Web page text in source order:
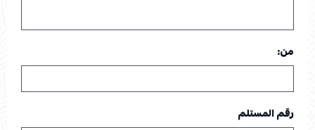
من:
رقم المستلم